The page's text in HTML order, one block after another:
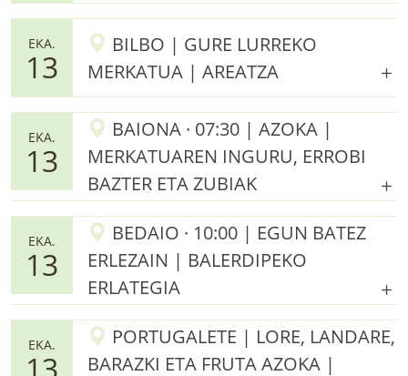
EKA.
13
BILBO | GURE LURREKO
MERKATUA | AREATZA
EKA.
13
BAIONA · 07:30 | AZOKA |
MERKATUAREN INGURU, ERROBI
BAZTER ETA ZUBIAK
EKA.
13
BEDAIO · 10:00 | EGUN BATEZ
ERLEZAIN | BALERDIPEKO
ERLATEGIA
EKA.
PORTUGALETE | LORE, LANDARE,
BARAZKI ETA FRUTA AZOKA |